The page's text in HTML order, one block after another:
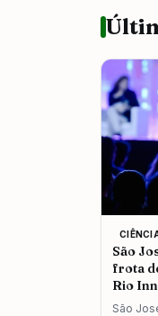
São
frota
Rio
São